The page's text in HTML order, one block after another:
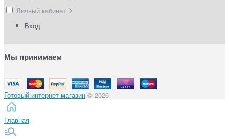
Личный кабинет
Вход
Мы принимаем
Готовый интернет магазин © 2026
Главная